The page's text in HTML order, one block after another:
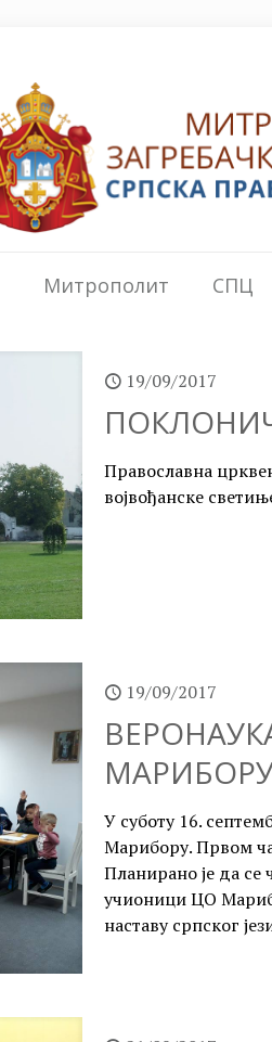
Митрополит СПЦ
19/09/2017
Православна
војвођанске
19/09/2017
У суботу 16.
Марибору. Првом
Планирано је да се
учионици ЦО
наставу српског